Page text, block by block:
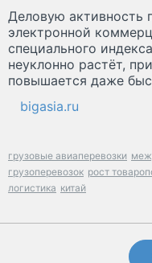
Деловую активность
электронной
специального
неуклонно растёт,
повышается даже
bigasia.ru
грузовые авиаперевозки
грузоперевозок рост
логистика китай